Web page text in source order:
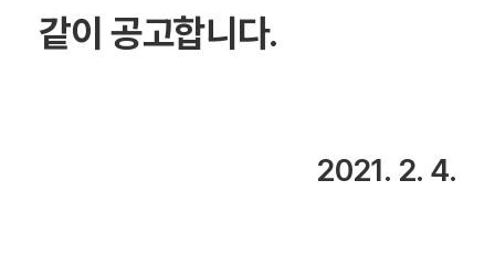
같이 공고합니다.
2021. 2. 4.